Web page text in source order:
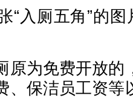
“入厕五角”的
原为免费开放的
、保洁员工资等